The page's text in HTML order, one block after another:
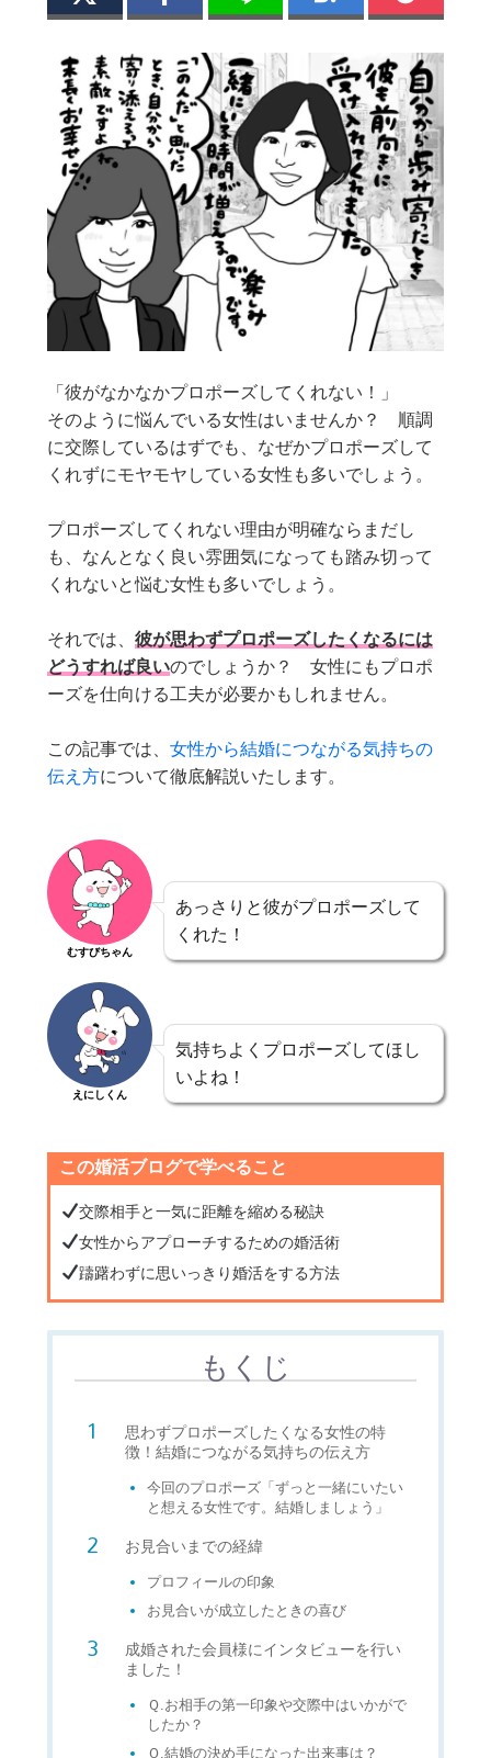
「彼がなかなかプロポーズしてくれない！」
そのように悩んでいる女性はいませんか？ 順調
に交際しているはずでも、なぜかプロポーズして
くれずにモヤモヤしている女性も多いでしょう。
プロポーズしてくれない理由が明確ならまだし
も、なんとなく良い雰囲気になっても踏み切って
くれないと悩む女性も多いでしょう。
それでは、彼が思わずプロポーズしたくなるには
どうすれば良いのでしょうか？ 女性にもプロポ
ーズを仕向ける工夫が必要かもしれません。
この記事では、女性から結婚につながる気持ちの
伝え方について徹底解説いたします。
むすびちゃん
あっさりと彼がプロポーズして
くれた！
えにしくん
気持ちよくプロポーズしてほし
いよね！
この婚活ブログで学べること
交際相手と一気に距離を縮める秘訣
女性からアプローチするための婚活術
躊躇わずに思いっきり婚活をする方法
もくじ
思わずプロポーズしたくなる女性の特
徴！結婚につながる気持ちの伝え方
今回のプロポーズ「ずっと一緒にいたい
と想える女性です。結婚しましょう」
お見合いまでの経緯
プロフィールの印象
お見合いが成立したときの喜び
成婚された会員様にインタビューを行い
ました！
Ｑ.お相手の第一印象や交際中はいかがで
したか？
Ｑ.結婚の決め手になった出来事は？